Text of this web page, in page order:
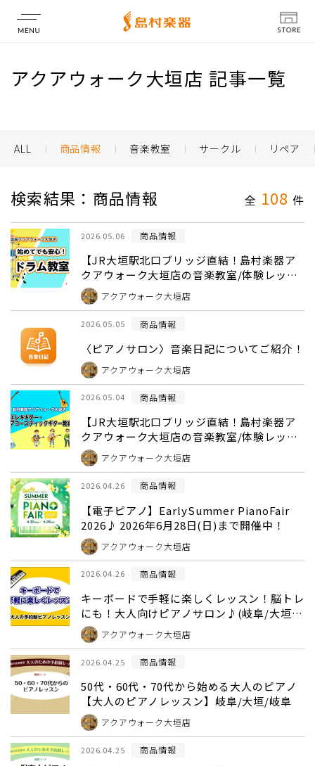
店舗情報
アクアウォーク大垣店 記事一覧
ALL 商品情報 音楽教室 サークル リペア
検索結果：商品情報 全 108 件
2026.05.06 商品情報
【JR大垣駅北口ブリッジ直結！島村楽器ア
クアウォーク大垣店の音楽教室/体験レッス
ン24時間WEB受付】手ぶらでOK！ドラム教
室（曜日時間固定制レッスン）
アクアウォーク大垣店
2026.05.05 商品情報
〈ピアノサロン〉音楽日記についてご紹介！
アクアウォーク大垣店
2026.05.04 商品情報
【JR大垣駅北口ブリッジ直結！島村楽器ア
クアウォーク大垣店の音楽教室/体験レッス
ン24時間WEB受付】エレキギター・アコー
スティックギター教室（曜日時間固定制レッ
スン）
アクアウォーク大垣店
2026.04.26 商品情報
【電子ピアノ】EarlySummer PianoFair
2026♪ 2026年6月28日(日)まで開催中！
アクアウォーク大垣店
2026.04.26 商品情報
キーボードで手軽に楽しくレッスン！脳トレ
にも！大人向けピアノサロン♪(岐阜/大垣/
揖斐/海津/養老)
アクアウォーク大垣店
2026.04.25 商品情報
50代・60代・70代から始める大人のピアノ
【大人のピアノレッスン】岐阜/大垣/岐阜
アクアウォーク大垣店
2026.04.25 商品情報